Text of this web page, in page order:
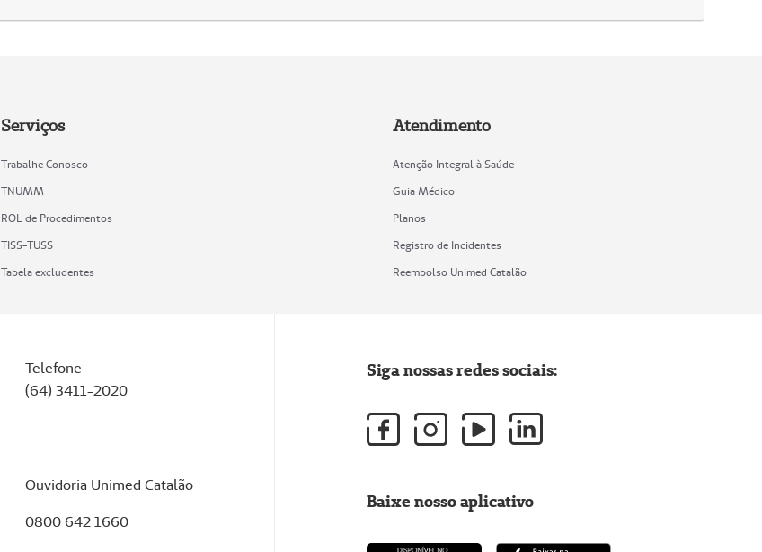
Serviços
Trabalhe Conosco
TNUMM
ROL de Procedimentos
TISS-TUSS
Tabela excludentes
Atendimento
Atenção Integral à Saúde
Guia Médico
Planos
Registro de Incidentes
Reembolso Unimed Catalão
Telefone
(64) 3411-2020
Ouvidoria Unimed Catalão
0800 642 1660
Siga nossas redes sociais:
Baixe nosso aplicativo